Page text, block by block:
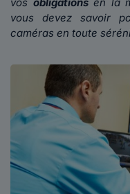
vous devez savoir
caméras en toute